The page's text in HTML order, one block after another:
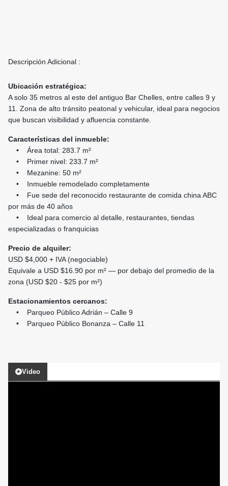
Descripción Adicional :
Ubicación estratégica:
A solo 35 metros al este del antiguo Bar Chelles, entre calles 9 y
11. Zona de alto tránsito peatonal y vehicular, ideal para negocios
que buscan visibilidad y afluencia constante.
Características del inmueble:
• Área total: 283.7 m²
• Primer nivel: 233.7 m²
• Mezanine: 50 m²
• Inmueble remodelado completamente
• Fue sede del reconocido restaurante de comida china ABC
por más de 40 años
• Ideal para comercio al detalle, restaurantes, tiendas
especializadas o franquicias
Precio de alquiler:
USD $4,000 + IVA (negociable)
Equivale a USD $16.90 por m² — por debajo del promedio de la
zona (USD $20 - $25 por m²)
Estacionamientos cercanos:
• Parqueo Público Adrián – Calle 9
• Parqueo Público Bonanza – Calle 11
Video